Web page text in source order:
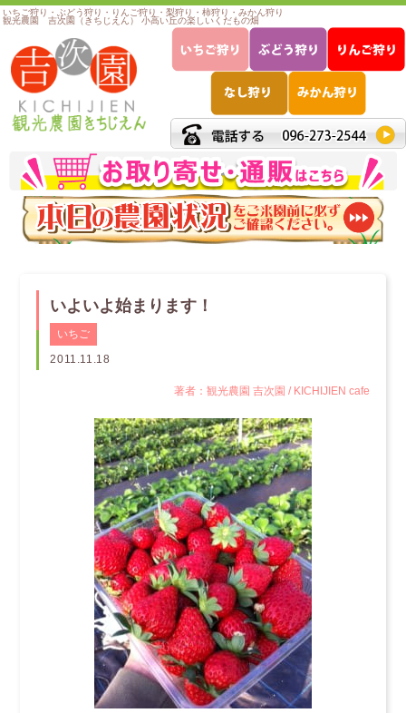
いちご狩り・ぶどう狩り・りんご狩り・梨狩り・柿狩り・みかん狩り
観光農園 吉次園（きちじえん） 小高い丘の楽しいくだもの畑
いよいよ始まります！
いちご
2011.11.18
著者：観光農園 吉次園 / KICHIJIEN cafe